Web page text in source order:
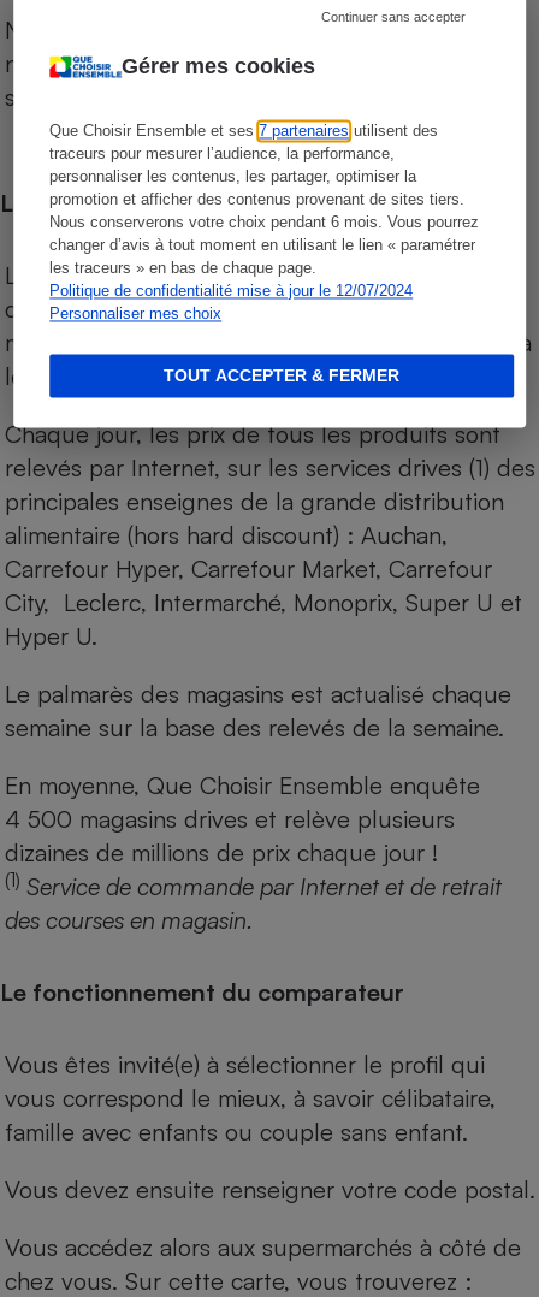
Gérer mes cookies
Que Choisir Ensemble et ses7 partenaires utilisent des
traceurs pour mesurer l’audience, la performance,
personnaliser les contenus, les partager, optimiser la
promotion et afficher des contenus provenant de sites tiers.
Nous conserverons votre choix pendant 6 mois. Vous pourrez
changer d’avis à tout moment en utilisant le lien « paramétrer
les traceurs » en bas de chaque page.
Politique de confidentialité mise à jour le 12/07/2024
Personnaliser mes choix
Continuer sans accepter
TOUT ACCEPTER & FERMER
Notre comparateur de supermarchés propose le
niveau de prix des supermarchés, géolocalisés
sur le territoire français.
Les comparaisons de prix
Les comparaisons sont réalisées sur l’ensemble
des produits des magasins. Les produits de
marques de distributeurs (MDD) sont comparés à
leurs équivalents chez leurs concurrents.
Chaque jour, les prix de tous les produits sont
relevés par Internet, sur les services drives (1) des
principales enseignes de la grande distribution
alimentaire (hors hard discount) : Auchan,
Carrefour Hyper, Carrefour Market, Carrefour
City, Leclerc, Intermarché, Monoprix, Super U et
Hyper U.
Le palmarès des magasins est actualisé chaque
semaine sur la base des relevés de la semaine.
En moyenne, Que Choisir Ensemble enquête
4 500 magasins drives et relève plusieurs
dizaines de millions de prix chaque jour !
(1) Service de commande par Internet et de retrait
des courses en magasin.
Le fonctionnement du comparateur
Vous êtes invité(e) à sélectionner le profil qui
vous correspond le mieux, à savoir célibataire,
famille avec enfants ou couple sans enfant.
Vous devez ensuite renseigner votre code postal.
Vous accédez alors aux supermarchés à côté de
chez vous. Sur cette carte, vous trouverez :